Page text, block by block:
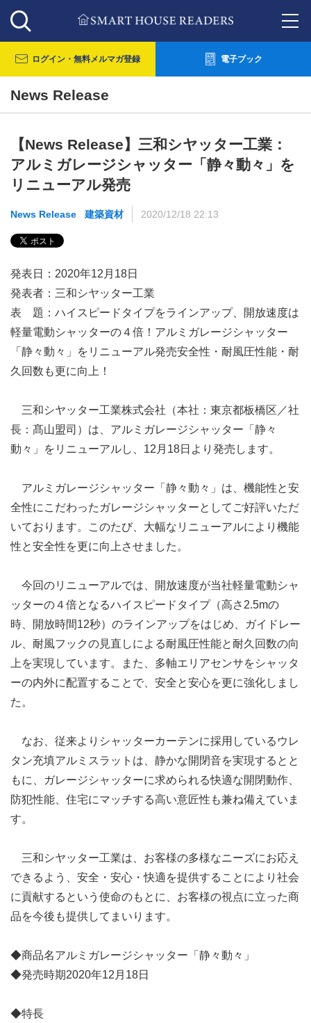
ログイン・ 無料メルマガ登録 電子ブック
News Release
【News Release】三和シヤッター工業：
アルミガレージシャッター「静々動々」を
リニューアル発売
News Release 建築資材 2020/12/18 22:13
発表日：2020年12月18日
発表者：三和シヤッター工業
表 題：ハイスピードタイプをラインアップ、開放速度は
軽量電動シャッターの４倍！アルミガレージシャッター
「静々動々」をリニューアル発売安全性・耐風圧性能・耐
久回数も更に向上！
三和シヤッター工業株式会社（本社：東京都板橋区／社
長：髙山盟司）は、アルミガレージシャッター「静々
動々」をリニューアルし、12月18日より発売します。
アルミガレージシャッター「静々動々」は、機能性と安
全性にこだわったガレージシャッターとしてご好評いただ
いております。このたび、大幅なリニューアルにより機能
性と安全性を更に向上させました。
今回のリニューアルでは、開放速度が当社軽量電動シャ
ッターの４倍となるハイスピードタイプ（高さ2.5mの
時、開放時間12秒）のラインアップをはじめ、ガイドレー
ル、耐風フックの見直しによる耐風圧性能と耐久回数の向
上を実現しています。また、多軸エリアセンサをシャッタ
ーの内外に配置することで、安全と安心を更に強化しまし
た。
なお、従来よりシャッターカーテンに採用しているウレ
タン充填アルミスラットは、静かな開閉音を実現するとと
もに、ガレージシャッターに求められる快適な開閉動作、
防犯性能、住宅にマッチする高い意匠性も兼ね備えていま
す。
三和シヤッター工業は、お客様の多様なニーズにお応え
できるよう、安全・安心・快適を提供することにより社会
に貢献するという使命のもとに、お客様の視点に立った商
品を今後も提供してまいります。
◆商品名アルミガレージシャッター「静々動々」
◆発売時期2020年12月18日
◆特長